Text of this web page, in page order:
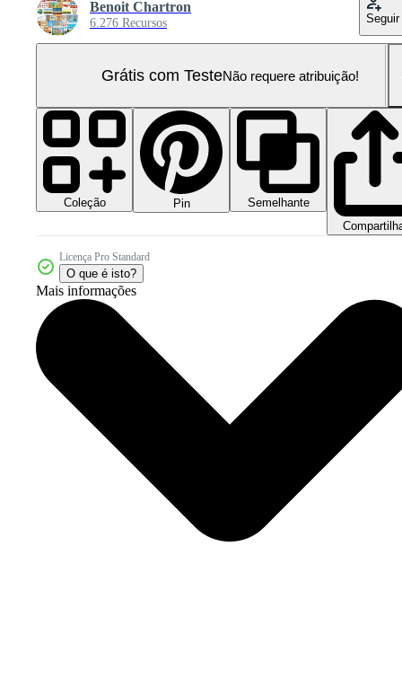
Benoit Chartron
6.276 Recursos Seguir
Grátis com TesteNão requere atribuição!
Coleção Pin
Semelhante
Licença Pro Standard
O que é isto?
Mais informações